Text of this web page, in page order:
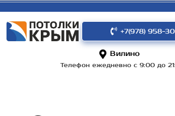
+7(978) 958-
Вилино
Телефон ежедневно с 9:00 до